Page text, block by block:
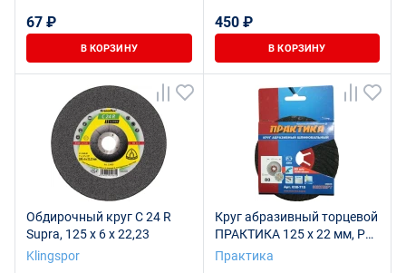
67 ₽
В КОРЗИНУ
450 ₽
В КОРЗИНУ
Обдирочный круг C 24 R
Supra, 125 x 6 x 22,23
Klingspor
Круг абразивный торцевой
ПРАКТИКА 125 х 22 мм, Р
80 (1 шт) картонный
Практика